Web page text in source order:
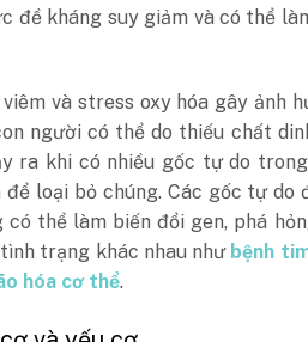
đề kháng suy giảm và có thể
và stress oxy hóa gây ảnh
người có thể do thiếu chất
ra khi có nhiều gốc tự do
loại bỏ chúng. Các gốc tự
có thể làm biến đổi gen, phá
trạng khác nhau như bệnh
hóa cơ thể.